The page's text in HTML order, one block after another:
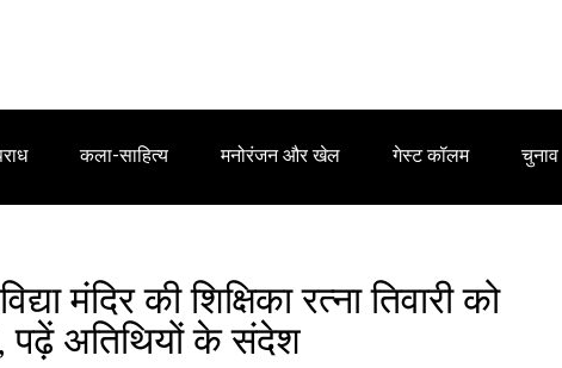
कला-साहित्य मनोरंजन और खेल गेस्ट कॉलम चुनाव
मंदिर की शिक्षिका रत्ना तिवारी को
पढ़ें अतिथियों के संदेश